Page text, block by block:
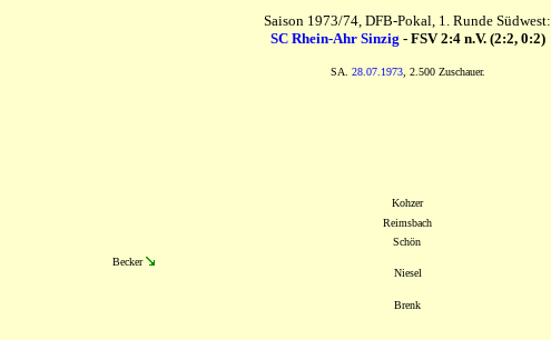
Saison 1973/74, DFB-Pokal, 1. Runde Südwest:
SC Rhein-Ahr Sinzig - FSV 2:4 n.V. (2:2, 0:2)
SA. 28.07.1973, 2.500 Zuschauer.
Kohzer
Reimsbach
Schön
Becker
Niesel
Brenk